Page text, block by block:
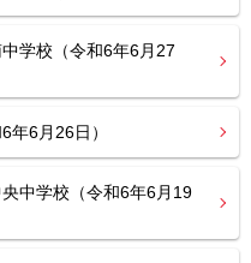
学校（令和6年6月27
年6月26日）
中学校（令和6年6月19